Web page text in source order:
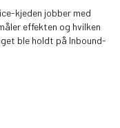
kjeden jobber med
effekten og hvilken
ble holdt på Inbound-